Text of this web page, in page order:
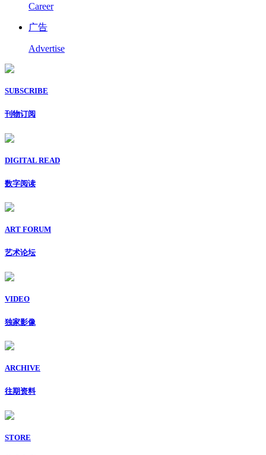
Career
广告
Advertise
SUBSCRIBE
刊物订阅
DIGITAL READ
数字阅读
ART FORUM
艺术论坛
VIDEO
独家影像
ARCHIVE
往期资料
STORE